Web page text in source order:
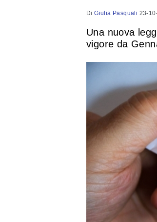
DiGiulia Pasquali 23-
Una nuova
vigore da